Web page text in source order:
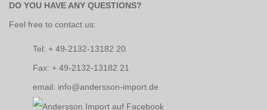
DO YOU HAVE ANY QUESTIONS?
Feel free to contact us:
Tel: + 49-2132-13182 20
Fax: + 49-2132-13182 21
email: info@andersson-import.de